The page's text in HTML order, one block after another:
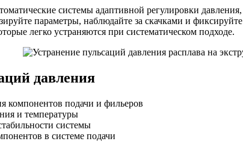
системы адаптивной регулировки
параметры, наблюдайте за скачками и
легко устраняются при систематическом подходе.
давления
компонентов подачи и фильеров
и температуры
системы
в системе подачи